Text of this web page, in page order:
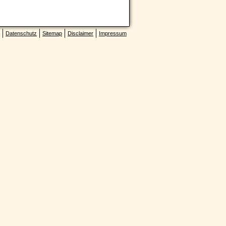
Impressum
Disclaimer
Sitemap
Datenschutz